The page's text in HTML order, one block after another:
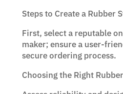
Steps to Create a Rubber
First, select a reputable
maker; ensure a user-
secure ordering process.
Choosing the Right